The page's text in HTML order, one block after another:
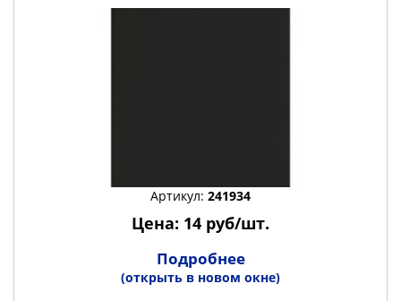
Артикул: 241934
Цена: 14 руб/шт.
Подробнее
(открыть в новом окне)